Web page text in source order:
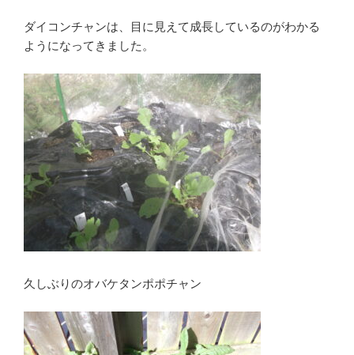
ダイコンチャンは、目に見えて成長しているのがわかる
ようになってきました。
久しぶりのオバケタンポポチャン